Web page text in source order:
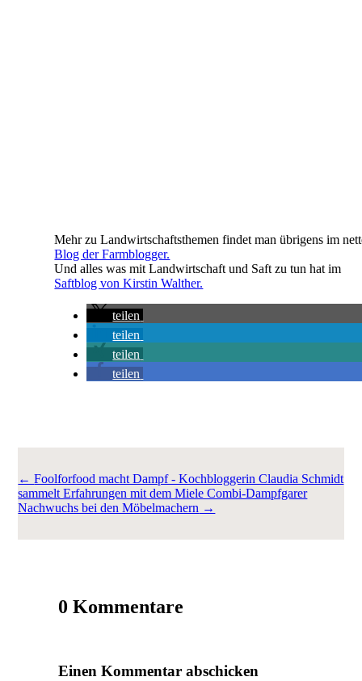
Mehr zu Landwirtschaftsthemen findet man übrigens im
Blog der Farmblogger.
Und alles was mit Landwirtschaft und Saft zu tun hat im
Saftblog von Kirstin Walther.
teilen
teilen
teilen
teilen
←Foolforfood macht Dampf - Kochbloggerin Claudia Schmidt
sammelt Erfahrungen mit dem Miele Combi-Dampfgarer
Nachwuchs bei den Möbelmachern →
0 Kommentare
Einen Kommentar abschicken